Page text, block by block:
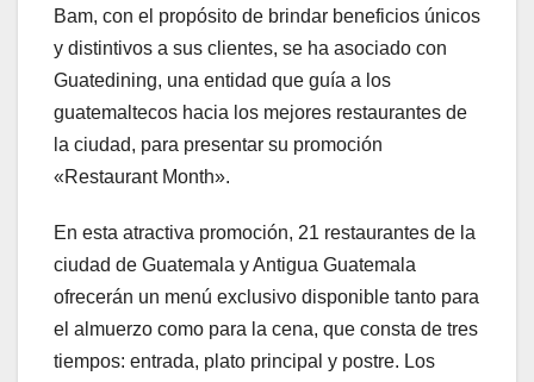
Bam, con el propósito de brindar beneficios únicos
y distintivos a sus clientes, se ha asociado con
Guatedining, una entidad que guía a los
guatemaltecos hacia los mejores restaurantes de
la ciudad, para presentar su promoción
«Restaurant Month».
En esta atractiva promoción, 21 restaurantes de la
ciudad de Guatemala y Antigua Guatemala
ofrecerán un menú exclusivo disponible tanto para
el almuerzo como para la cena, que consta de tres
tiempos: entrada, plato principal y postre. Los